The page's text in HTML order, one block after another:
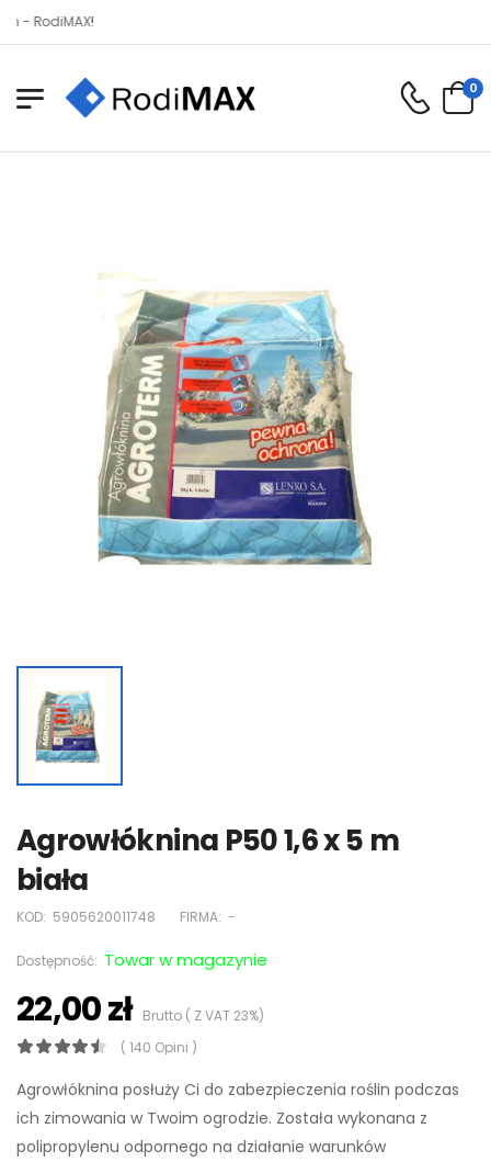
0
Agrowłóknina P50 1,6 x 5 m
biała
KOD: 5905620011748 FIRMA: -
Dostępność: Towar w magazynie
22,00 złBrutto ( Z VAT 23%)
( 140 Opini )
Agrowłóknina posłuży Ci do zabezpieczenia roślin podczas
ich zimowania w Twoim ogrodzie. Została wykonana z
polipropylenu odpornego na działanie warunków